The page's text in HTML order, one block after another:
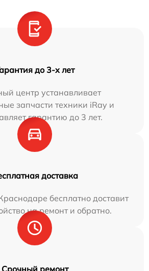
до 3-х лет
центр устанавливает
запчасти техники iRay и
гарантию до 3 лет.
доставка
бесплатно доставит
на ремонт и обратно.
Срочный ремонт